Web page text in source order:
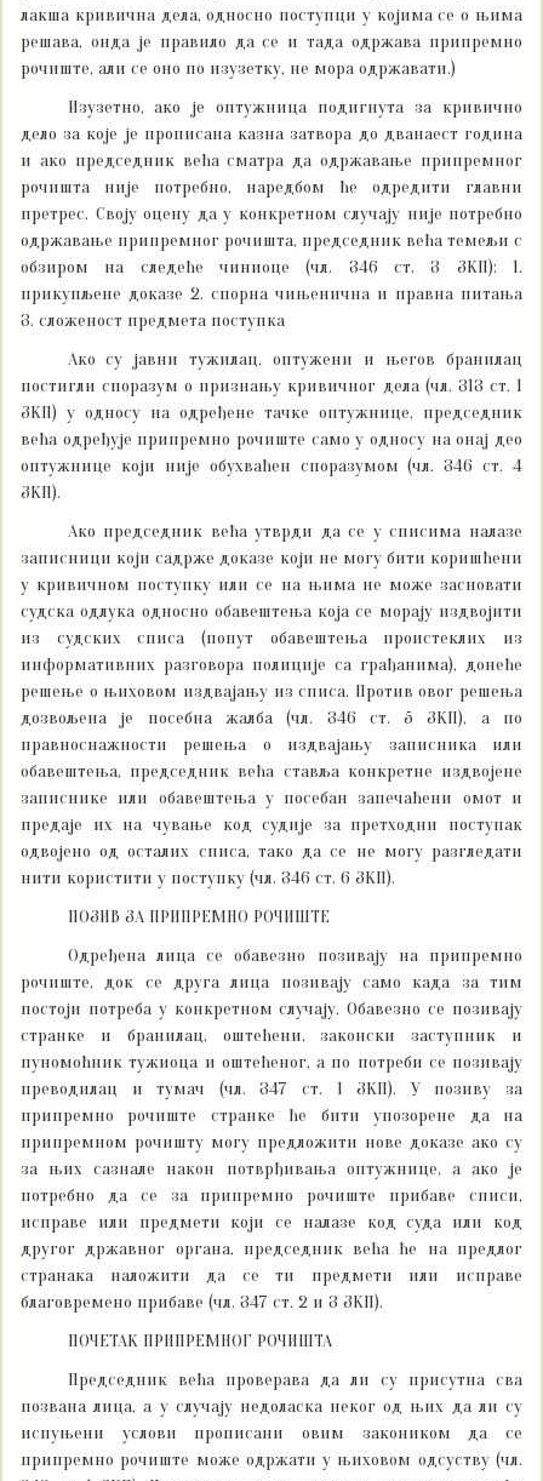
лакша кривична дела, односно поступци у којима се о њима
решава, онда је правило да се и тада одржава припремно
рочиште, али се оно по изузетку, не мора одржавати.)
Изузетно, ако је оптужница подигнута за кривично
дело за које је прописана казна затвора до дванаест година
и ако председник већа сматра да одржавање припремног
рочишта није потребно, наредбом ће одредити главни
претрес. Своју оцену да у конкретном случају није потребно
одржавање припремног рочишта, председник већа темељи с
обзиром на следеће чиниоце (чл. 346 ст. 3 ЗКП): 1.
прикупљене доказе 2. спорна чињенична и правна питања
3. сложеност предмета поступка
Ако су јавни тужилац, оптужени и његов бранилац
постигли споразум о признању кривичног дела (чл. 313 ст. 1
ЗКП) у односу на одређене тачке оптужнице, председник
већа одређује припремно рочиште само у односу на онај део
оптужнице који није обухваћен споразумом (чл. 346 ст. 4
ЗКП).
Ако председник већа утврди да се у списима налазе
записници који садрже доказе који не могу бити коришћени
у кривичном поступку или се на њима не може засновати
судска одлука односно обавештења која се морају издвојити
из судских списа (попут обавештења проистеклих из
информативних разговора полиције са грађанима), донеће
решење о њиховом издвајању из списа. Против овог решења
дозвољена је посебна жалба (чл. 346 ст. 5 ЗКП), а по
правноснажности решења о издвајању записника или
обавештења, председник већа ставља конкретне издвојене
записнике или обавештења у посебан запечаћени омот и
предаје их на чување код судије за претходни поступак
одвојено од осталих списа, тако да се не могу разгледати
нити користити у поступку (чл. 346 ст. 6 ЗКП).
ПОЗИВ ЗА ПРИПРЕМНО РОЧИШТЕ
Одређена лица се обавезно позивају на припремно
рочиште, док се друга лица позивају само када за тим
постоји потреба у конкретном случају. Обавезно се позивају
странке и бранилац, оштећени, законски заступник и
пуномоћник тужиоца и оштећеног, а по потреби се позивају
преводилац и тумач (чл. 347 ст. 1 ЗКП). У позиву за
припремно рочиште странке ће бити упозорене да на
припремном рочишту могу предложити нове доказе ако су
за њих сазнале након потврђивања оптужнице, а ако је
потребно да се за припремно рочиште прибаве списи,
исправе или предмети који се налазе код суда или код
другог државног органа, председник већа ће на предлог
странака наложити да се ти предмети или исправе
благовремено прибаве (чл. 347 ст. 2 и 3 ЗКП).
ПОЧЕТАК ПРИПРЕМНОГ РОЧИШТА
Председник већа проверава да ли су присутна сва
позвана лица, а у случају недоласка неког од њих да ли су
испуњени услови прописани овим закоником да се
припремно рочиште може одржати у њиховом одсуству (чл.